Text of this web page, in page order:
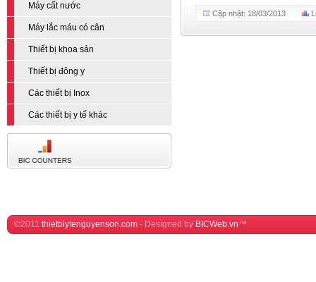
Máy cất nước
Máy lắc máu có cân
Thiết bị khoa sản
Thiết bị đông y
Các thiết bị Inox
Các thiết bị y tế khác
Cập nhật: 18/03/2013
©2011 thietbiytenguyenson.com - Designed by BICWeb.vn™